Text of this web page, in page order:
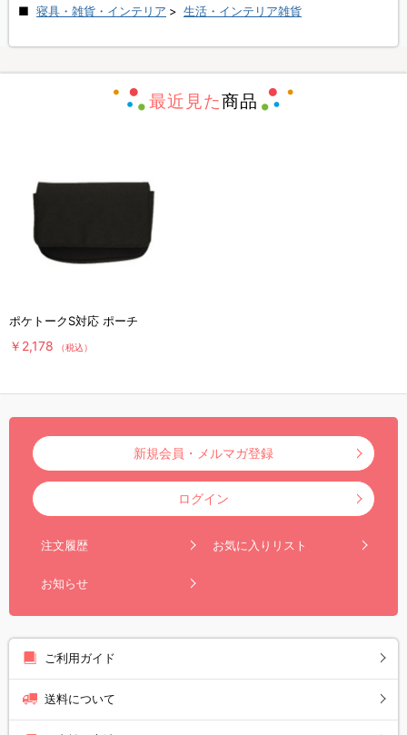
寝具・雑貨・インテリア > 生活・インテリア雑貨
最近見た商品
ポケトークS対応 ポーチ
￥2,178 （税込）
新規会員・メルマガ登録
ログイン
注文履歴 お気に入りリスト
お知らせ
ご利用ガイド
送料について